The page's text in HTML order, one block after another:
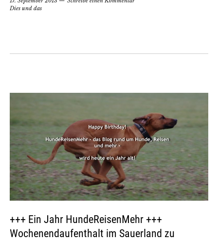
Dies und das
+++ Ein Jahr HundeReisenMehr +++
Wochenendaufenthalt im Sauerland zu